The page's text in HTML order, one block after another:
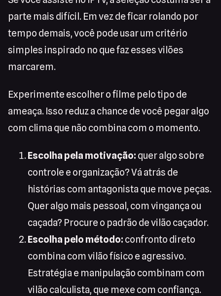
parte mais difícil. Em vez de ficar rolando por
tempo demais, você pode usar um critério
simples inspirado no que faz esses vilões
marcarem.
Experimente escolher o filme pelo tipo de
ameaça. Isso reduz a chance de você pegar algo
com clima que não combina com o momento.
Escolha pela motivação: quer algo sobre
controle e organização? Vá atrás de
histórias com antagonista que move peças.
Quer algo mais pessoal, com vingança ou
caçada? Procure o padrão de vilão caçador.
Escolha pelo método: confronto direto
combina com vilão físico e agressivo.
Estratégia e manipulação combinam com
vilão calculista, que mexe com confiança.